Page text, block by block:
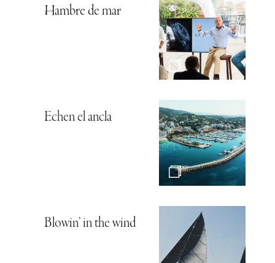
Hambre de mar
Echen el ancla
Blowin’ in the wind